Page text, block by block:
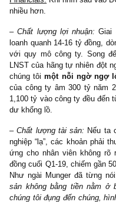
không đủ mạnh để đạt
thời gian 2 năm ngắn
lớn phục vụ hàng trăm
US$230 triệu, Google
cũng không biết rằng con
(iii)tại Việt Nam thực ra
tức 2 nghìn đồng – cho
lượt), Châu Âu (1-2USD/
doanh thu & lợi nhuận
thường (3) Ngoài ra, ta
quảng cáo thường dùng
click/like/view ảo ở
traffic giả, giúp họ kiếm
Financials:Khi nhìn sâu
nhiều hơn.